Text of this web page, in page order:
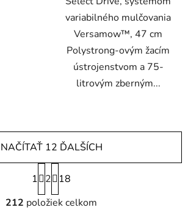
variabilného mulčovania
Versamow™, 47 cm
Polystrong-ovým žacím
ústrojenstvom a 75-
litrovým zberným...
O
v
NAČÍTAŤ 12 ĎALŠÍCH
S
t
r
á
1 2
18
212 položiek celkom